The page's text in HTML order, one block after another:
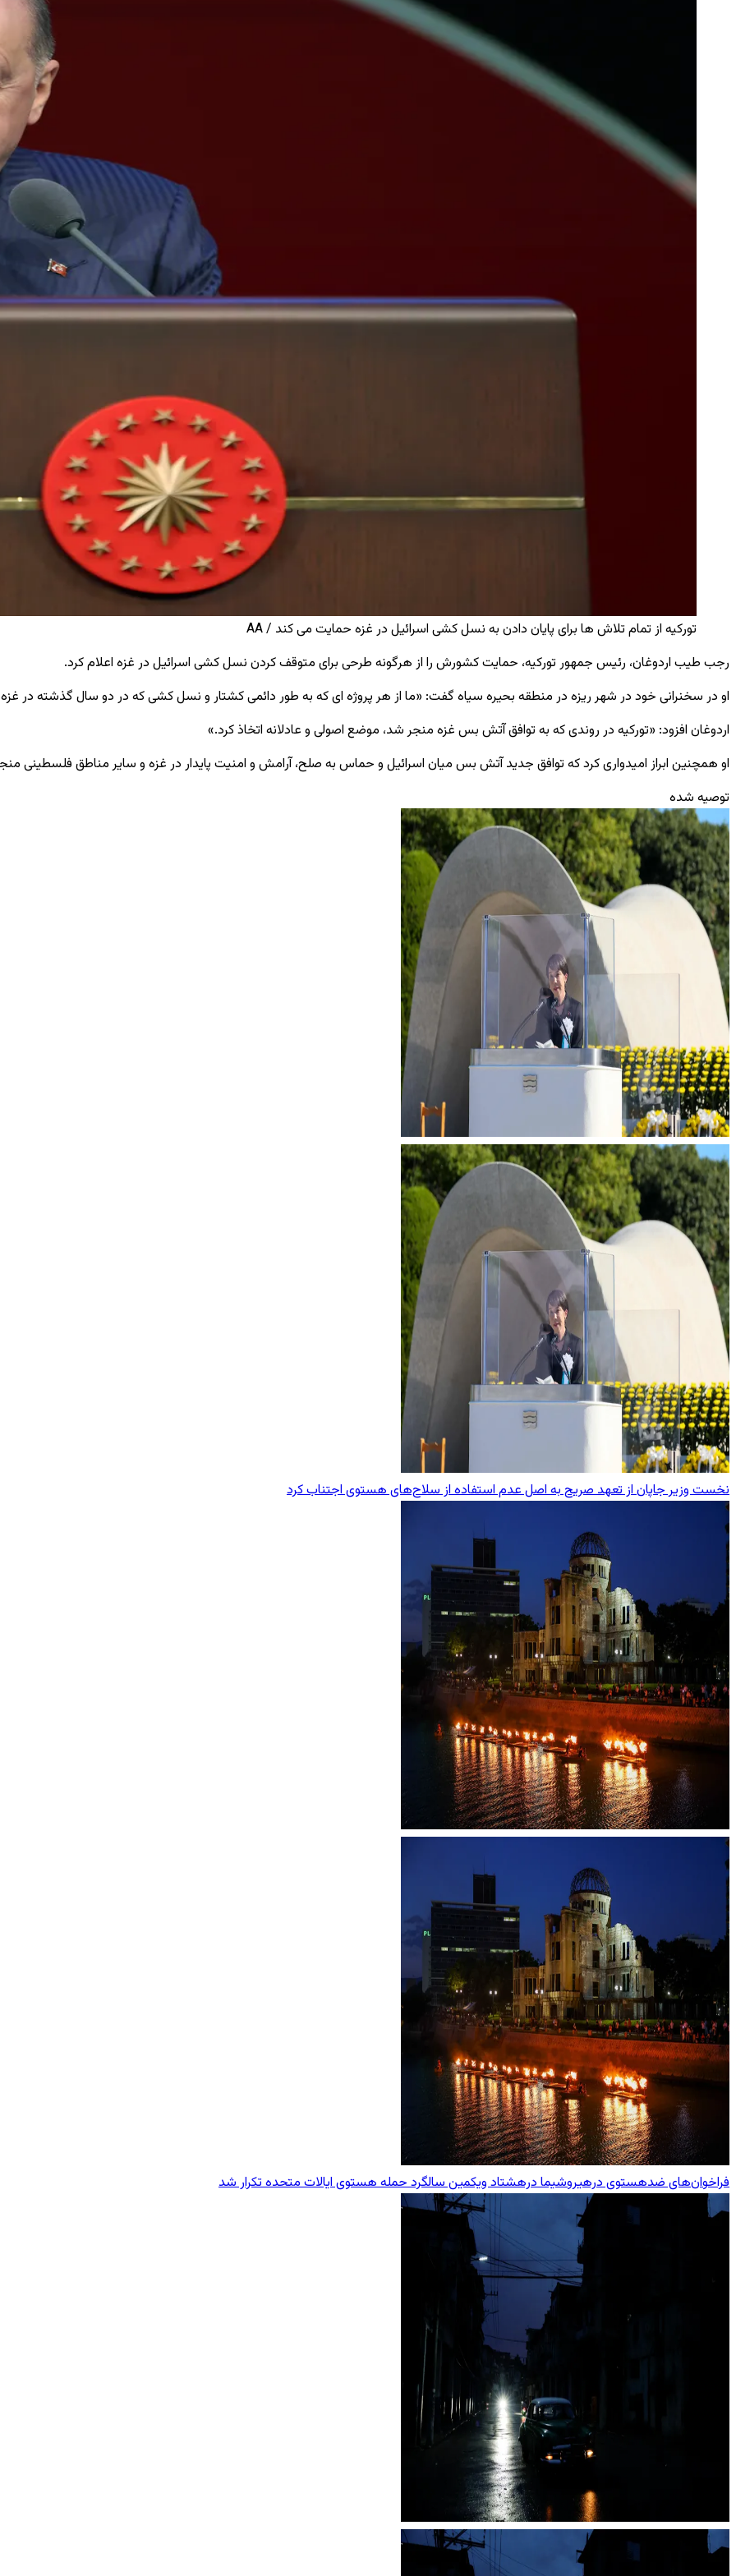
تورکیه از تمام تلاش ‌ها برای پایان دادن به نسل‌ کشی اسرائیل در غزه حمایت می ‌کند / AA
رجب طیب اردوغان، رئیس ‌جمهور تورکیه، حمایت کشورش را از هرگونه طرحی برای متوقف کردن نسل ‌کشی اسرائیل در غزه اعلام کرد.
او در سخنرانی خود در شهر ریزه در منطقه بحیره سیاه گفت: «ما از هر پروژه ‌ای که به طور دائمی کشتار و نسل ‌کشی که در دو سال گذشته در
اردوغان افزود: «تورکیه در روندی که به توافق آتش ‌بس غزه منجر شد، موضع اصولی و عادلانه اتخاذ کرد.»
او همچنین ابراز امیدواری کرد که توافق جدید آتش ‌بس میان اسرائیل و حماس به صلح، آرامش و امنیت پایدار در غزه و سایر مناطق فلسطینی
توصیه شده
نخست وزیر جاپان از تعهد صریح به اصل عدم استفاده از سلاح‌های هستوی اجتناب کرد
فراخوان‌های ضدهستوی درهیروشیما درهشتاد ویکمین سالگرد حمله هستوی ایالات متحده تکرار شد